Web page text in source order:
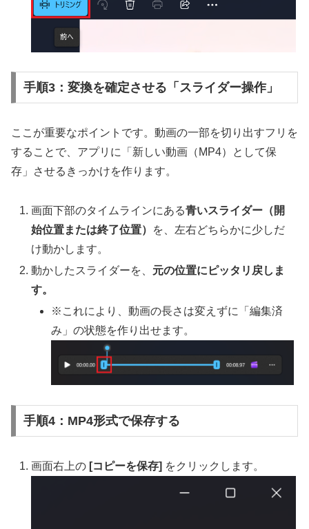
手順3：変換を確定させる「スライダー操作」
ここが重要なポイントです。動画の一部を切り出すフリを
することで、アプリに「新しい動画（MP4）として保
存」させるきっかけを作ります。
画面下部のタイムラインにある青いスライダー（開
始位置または終了位置）
を、左右どちらかに少しだ
け動かします。
動かしたスライダーを、 元の位置にピッタリ戻しま
す。
※これにより、動画の長さは変えずに「編集済
み」の状態を作り出せます。
手順4：MP4形式で保存する
画面右上の [コピーを保存] をクリックします。